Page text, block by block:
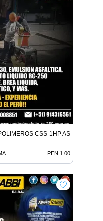
CSS-1HP ASFALTO
PEN 1.00